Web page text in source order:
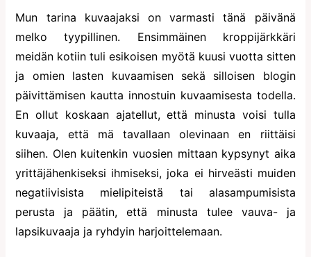
Mun tarina kuvaajaksi on varmasti tänä päivänä
melko tyypillinen. Ensimmäinen kroppijärkkäri
meidän kotiin tuli esikoisen myötä kuusi vuotta sitten
ja omien lasten kuvaamisen sekä silloisen blogin
päivittämisen kautta innostuin kuvaamisesta todella.
En ollut koskaan ajatellut, että minusta voisi tulla
kuvaaja, että mä tavallaan olevinaan en riittäisi
siihen. Olen kuitenkin vuosien mittaan kypsynyt aika
yrittäjähenkiseksi ihmiseksi, joka ei hirveästi muiden
negatiivisista mielipiteistä tai alasampumisista
perusta ja päätin, että minusta tulee vauva- ja
lapsikuvaaja ja ryhdyin harjoittelemaan.